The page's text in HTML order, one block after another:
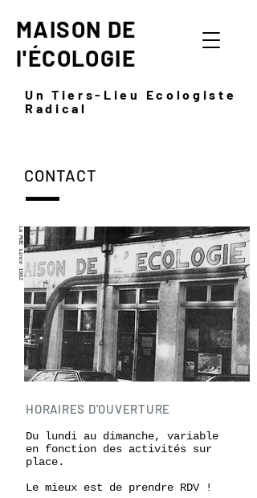
MAISON DE
l'ÉCOLOGIE
Un Tiers-Lieu Ecologiste
Radical
CONTACT
La MdE since 1982
HORAIRES D'OUVERTURE
Du lundi au dimanche, variable
en fonction des activités sur
place.
Le mieux est de prendre RDV !